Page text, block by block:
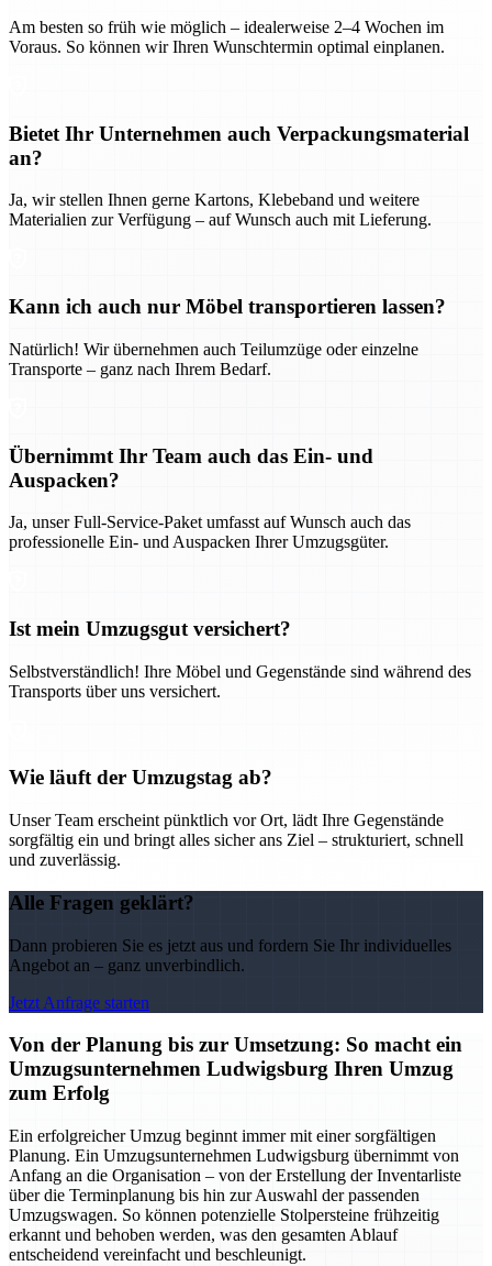
Am besten so früh wie möglich – idealerweise 2–4 Wochen im
Voraus. So können wir Ihren Wunschtermin optimal einplanen.
Bietet Ihr Unternehmen auch Verpackungsmaterial
an?
Ja, wir stellen Ihnen gerne Kartons, Klebeband und weitere
Materialien zur Verfügung – auf Wunsch auch mit Lieferung.
Kann ich auch nur Möbel transportieren lassen?
Natürlich! Wir übernehmen auch Teilumzüge oder einzelne
Transporte – ganz nach Ihrem Bedarf.
Übernimmt Ihr Team auch das Ein- und
Auspacken?
Ja, unser Full-Service-Paket umfasst auf Wunsch auch das
professionelle Ein- und Auspacken Ihrer Umzugsgüter.
Ist mein Umzugsgut versichert?
Selbstverständlich! Ihre Möbel und Gegenstände sind während des
Transports über uns versichert.
Wie läuft der Umzugstag ab?
Unser Team erscheint pünktlich vor Ort, lädt Ihre Gegenstände
sorgfältig ein und bringt alles sicher ans Ziel – strukturiert, schnell
und zuverlässig.
Alle Fragen geklärt?
Dann probieren Sie es jetzt aus und fordern Sie Ihr individuelles
Angebot an – ganz unverbindlich.
Jetzt Anfrage starten
Von der Planung bis zur Umsetzung: So macht ein
Umzugsunternehmen Ludwigsburg Ihren Umzug
zum Erfolg
Ein erfolgreicher Umzug beginnt immer mit einer sorgfältigen
Planung. Ein Umzugsunternehmen Ludwigsburg übernimmt von
Anfang an die Organisation – von der Erstellung der Inventarliste
über die Terminplanung bis hin zur Auswahl der passenden
Umzugswagen. So können potenzielle Stolpersteine frühzeitig
erkannt und behoben werden, was den gesamten Ablauf
entscheidend vereinfacht und beschleunigt.